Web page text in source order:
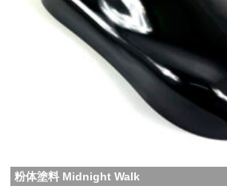
粉体塗料 Midnight Walk